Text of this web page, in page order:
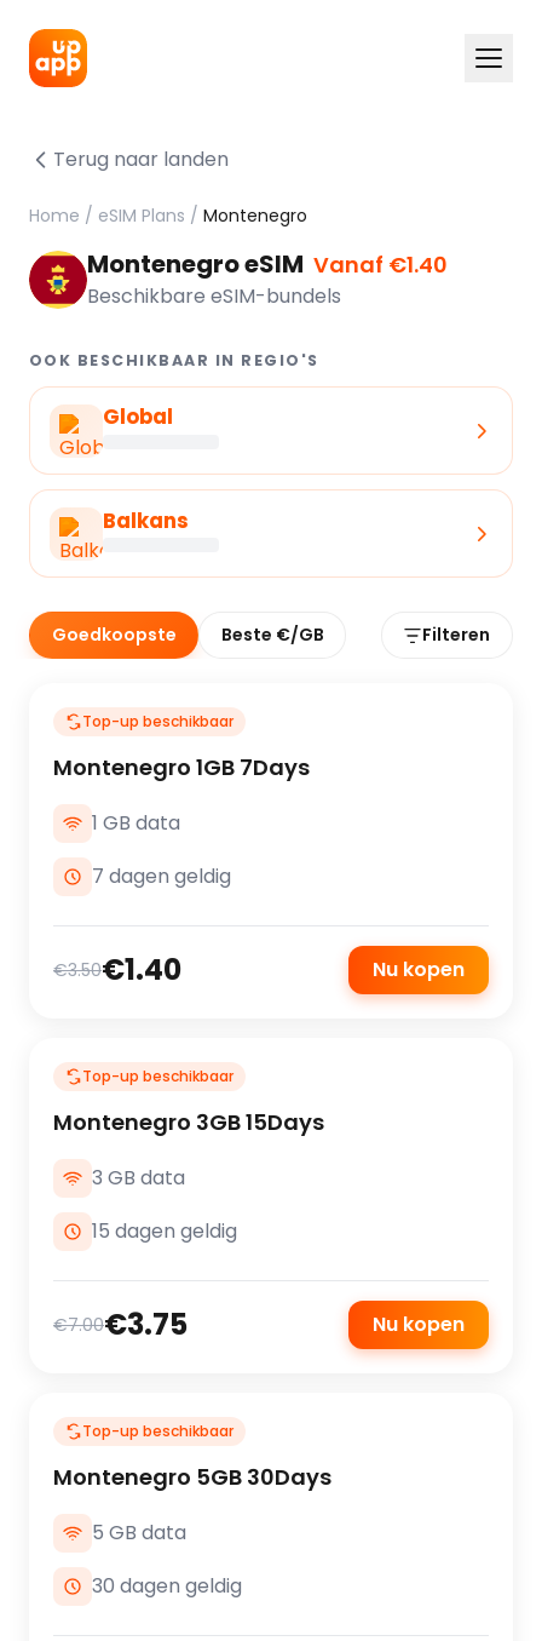
Terug naar landen
Home / eSIM Plans / Montenegro
Montenegro eSIM Vanaf €1.40
Beschikbare eSIM-bundels
OOK BESCHIKBAAR IN REGIO'S
Global
Balkans
Goedkoopste Beste €/GB Filteren
Top-up beschikbaar
Montenegro 1GB 7Days
1 GB data
7 dagen geldig
€3.50€1.40 Nu kopen
Top-up beschikbaar
Montenegro 3GB 15Days
3 GB data
15 dagen geldig
€7.00€3.75 Nu kopen
Top-up beschikbaar
Montenegro 5GB 30Days
5 GB data
30 dagen geldig